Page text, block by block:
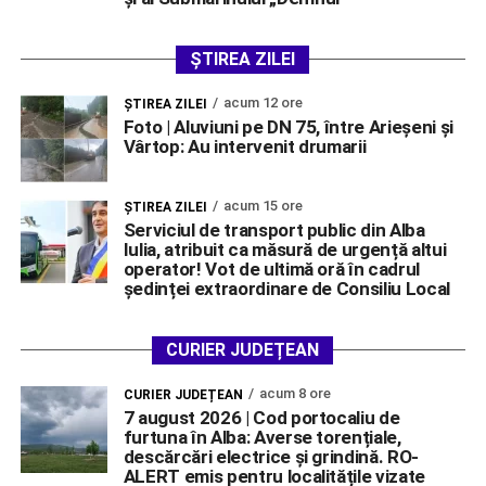
ȘTIREA ZILEI
ŞTIREA ZILEI acum 12 ore
Foto | Aluviuni pe DN 75, între Arieșeni și
Vârtop: Au intervenit drumarii
ŞTIREA ZILEI acum 15 ore
Serviciul de transport public din Alba
Iulia, atribuit ca măsură de urgență altui
operator! Vot de ultimă oră în cadrul
ședinței extraordinare de Consiliu Local
CURIER JUDEȚEAN
CURIER JUDEȚEAN acum 8 ore
7 august 2026 | Cod portocaliu de
furtuna în Alba: Averse torențiale,
descărcări electrice și grindină. RO-
ALERT emis pentru localitățile vizate